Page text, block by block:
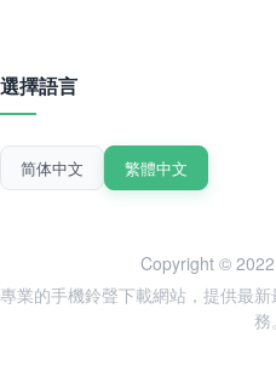
選擇語言
简体中文 繁體中文
Copyright ©
專業的手機鈴聲下載網站，提供最
務。